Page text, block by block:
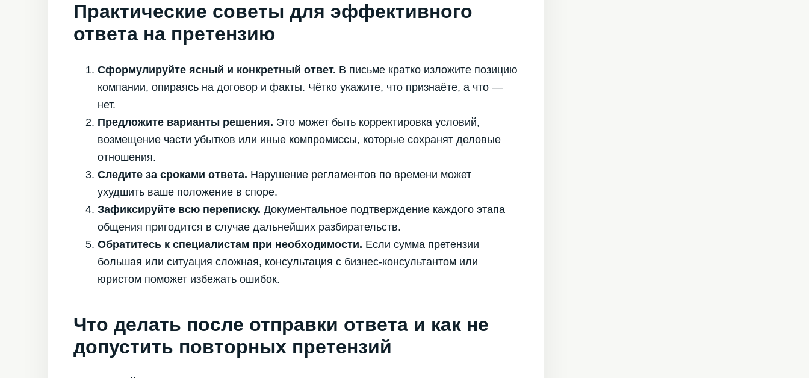
Практические советы для эффективного
ответа на претензию
Сформулируйте ясный и конкретный ответ. В письме кратко изложите позицию
компании, опираясь на договор и факты. Чётко укажите, что признаёте, а что —
нет.
Предложите варианты решения. Это может быть корректировка условий,
возмещение части убытков или иные компромиссы, которые сохранят деловые
отношения.
Следите за сроками ответа. Нарушение регламентов по времени может
ухудшить ваше положение в споре.
Зафиксируйте всю переписку. Документальное подтверждение каждого этапа
общения пригодится в случае дальнейших разбирательств.
Обратитесь к специалистам при необходимости. Если сумма претензии
большая или ситуация сложная, консультация с бизнес-консультантом или
юристом поможет избежать ошибок.
Что делать после отправки ответа и как не
допустить повторных претензий